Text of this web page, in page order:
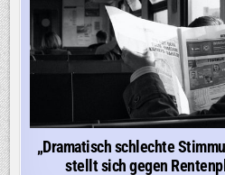
„Dramatisch schlechte
stellt sich gegen